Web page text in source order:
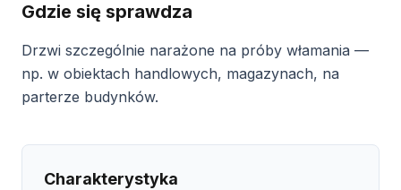
Gdzie się sprawdza
Drzwi szczególnie narażone na próby włamania —
np. w obiektach handlowych, magazynach, na
parterze budynków.
Charakterystyka